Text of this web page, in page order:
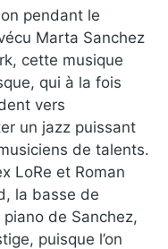
pendant le
Marta Sanchez
cette musique
qui à la fois
vers
un jazz puissant
de talents.
LoRe et Roman
la basse de
de Sanchez,
puisque l’on